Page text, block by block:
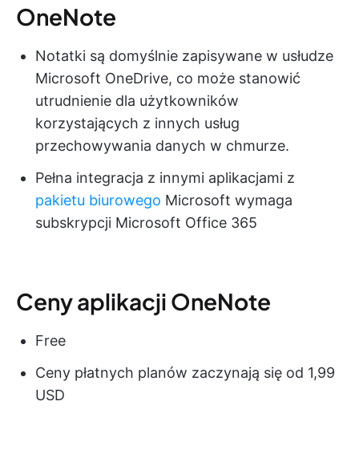
OneNote
Notatki są domyślnie zapisywane w usłudze
Microsoft OneDrive, co może stanowić
utrudnienie dla użytkowników
korzystających z innych usług
przechowywania danych w chmurze.
Pełna integracja z innymi aplikacjami z
pakietu biurowego Microsoft wymaga
subskrypcji Microsoft Office 365
Ceny aplikacji OneNote
Free
Ceny płatnych planów zaczynają się od 1,99
USD